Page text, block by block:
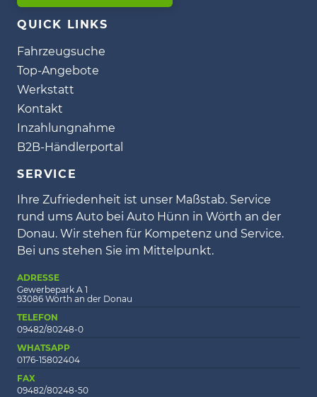
QUICK LINKS
Fahrzeugsuche
Top-Angebote
Werkstatt
Kontakt
Inzahlungnahme
B2B-Händlerportal
SERVICE
Ihre Zufriedenheit ist unser Maßstab. Service
rund ums Auto bei Auto Hünn in Wörth an der
Donau. Wir stehen für Kompetenz und Service.
Bei uns stehen Sie im Mittelpunkt.
ADRESSE
Gewerbepark A 1
93086 Wörth an der Donau
TELEFON
09482/80248-0
WHATSAPP
0176-15802404
FAX
09482/80248-50